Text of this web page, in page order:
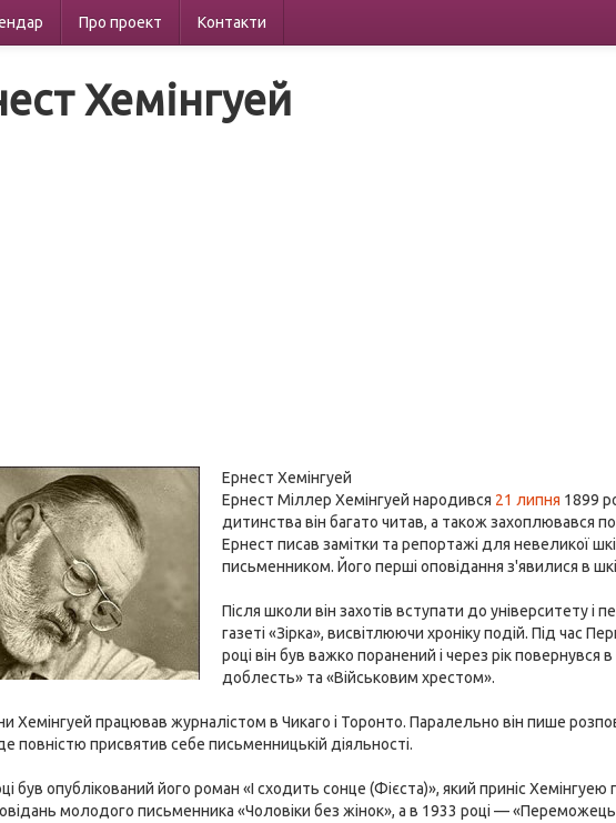
Про проект Контакти
Хемінгуей
Ернест Хемінгуей
Ернест Міллер Хемінгуей народився 21 липня 1899
дитинства він багато читав, а також захоплювався
Ернест писав замітки та репортажі для невеликої
письменником. Його перші оповідання з'явилися в
Після школи він захотів вступати до університету і
газеті «Зірка», висвітлюючи хроніку подій. Під час
році він був важко поранений і через рік
доблесть» та «Військовим хрестом».
Хемінгуей працював журналістом в Чикаго і Торонто. Паралельно він пише
повністю присвятив себе письменницькій діяльності.
був опублікований його роман «І сходить сонце (Фієста)», який приніс
молодого письменника «Чоловіки без жінок», а в 1933 році — «Переможець